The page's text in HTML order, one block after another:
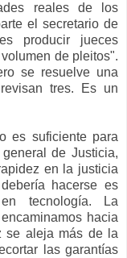
reales de los
el secretario de
producir jueces
de pleitos".
se resuelve una
tres. Es un
es suficiente para
de Justicia,
en la justicia
hacerse es
tecnología. La
hacia
se aleja más de la
las garantías